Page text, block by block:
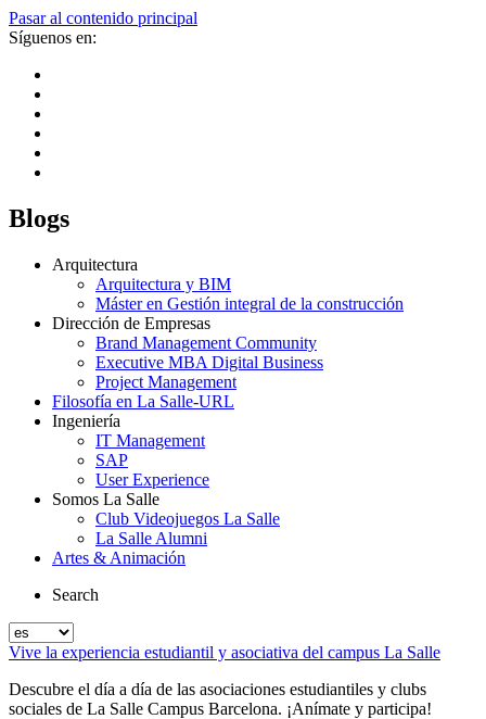
Pasar al contenido principal
Síguenos en:
Blogs
Arquitectura
Arquitectura y BIM
Máster en Gestión integral de la construcción
Dirección de Empresas
Brand Management Community
Executive MBA Digital Business
Project Management
Filosofía en La Salle-URL
Ingeniería
IT Management
SAP
User Experience
Somos La Salle
Club Videojuegos La Salle
La Salle Alumni
Artes & Animación
Search
Vive la experiencia estudiantil y asociativa del campus La Salle
Descubre el día a día de las asociaciones estudiantiles y clubs
sociales de La Salle Campus Barcelona. ¡Anímate y participa!